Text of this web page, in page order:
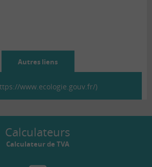
Autres liens
www.ecologie.gouv.fr/)
Calculateurs
Calculateur de TVA